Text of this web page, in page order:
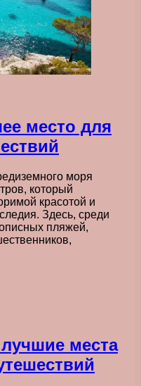
место для
моря
который
красотой и
Здесь, среди
пляжей,
места